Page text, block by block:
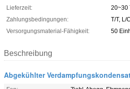
Lieferzeit:
20~30
Zahlungsbedingungen:
T/T, L/
Versorgungsmaterial-Fähigkeit:
50
Beschreibung
Abgekühlter